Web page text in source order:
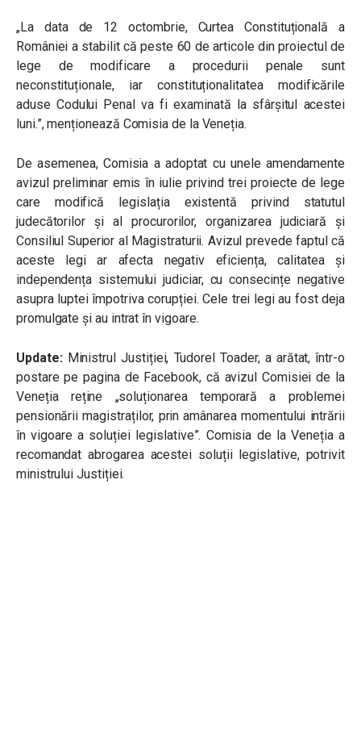
„La data de 12 octombrie, Curtea Constituțională a
României a stabilit că peste 60 de articole din proiectul de
lege de modificare a procedurii penale sunt
neconstituționale, iar constituționalitatea modificările
aduse Codului Penal va fi examinată la sfârșitul acestei
luni.”,menționează Comisia de la Veneția.
De asemenea, Comisia a adoptat cu unele amendamente
avizul preliminar emis în iulie privind trei proiecte de lege
care modifică legislația existentă privind statutul
judecătorilor și al procurorilor, organizarea judiciară și
Consiliul Superior al Magistraturii. Avizul prevede faptul că
aceste legi ar afecta negativ eficiența, calitatea și
independența sistemului judiciar, cu consecințe negative
asupra luptei împotriva corupției. Cele trei legi au fost deja
promulgate și au intrat în vigoare.
Update: Ministrul Justiției, Tudorel Toader, a arătat, într-o
postare pe pagina de Facebook, că avizul Comisiei de la
Veneția reține „soluționarea temporară a problemei
pensionării magistraților, prin amânarea momentului intrării
în vigoare a soluției legislative”. Comisia de la Veneția a
recomandat abrogarea acestei soluții legislative, potrivit
ministrului Justiției.